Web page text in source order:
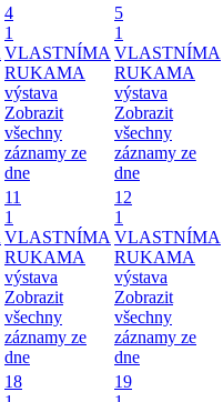
4
1
VLASTNÍMA
RUKAMA
výstava
Zobrazit
všechny
záznamy ze
dne
5
1
VLASTNÍMA
RUKAMA
výstava
Zobrazit
všechny
záznamy ze
dne
11
1
VLASTNÍMA
RUKAMA
výstava
Zobrazit
všechny
záznamy ze
dne
12
1
VLASTNÍMA
RUKAMA
výstava
Zobrazit
všechny
záznamy ze
dne
18
19